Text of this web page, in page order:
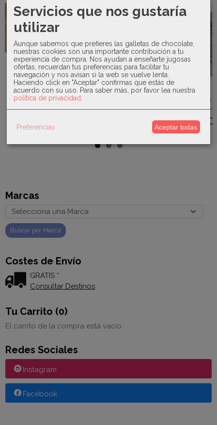
Marcas
Costes de Envío
GRATIS *
Consultar Destinos
Tu Carrito (0)
El carrito de la compra está vacío
Redes Sociales
Instagram
Facebook
-10 €
Babidu -
Pijama con
nido de
abeja...
25,00 €
34,50 €
Mikamama -
Pelele de
bautizo
organza...
79,00 €
Sardón -
Conjunto 3
piezas
57,00 €
Agotado
Mikamama -
Pelele
bodoques
bordados...
52,00 €
Servicios que nos gustaría
utilizar
Aunque sabemos que prefieres las galletas de chocolate,
nuestras cookies son una importante contribución a tu
experiencia de compra. Nos ayudan a enseñarte jugosas
ofertas, recuerdan tus preferencias para facilitar tu
navegación y nos avisan si la web se vuelve lenta.
Haciendo click en "Aceptar" confirmas que estás de
acuerdo con su uso.
Para saber más, por favor lea nuestra
política de privacidad
Preferencias Aceptar todas